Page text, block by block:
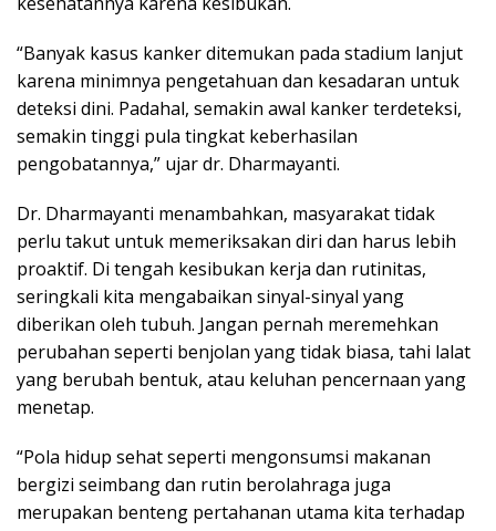
“Banyak kasus kanker ditemukan pada stadium lanjut
karena minimnya pengetahuan dan kesadaran untuk
deteksi dini. Padahal, semakin awal kanker terdeteksi,
semakin tinggi pula tingkat keberhasilan
pengobatannya,” ujar dr. Dharmayanti.
Dr. Dharmayanti menambahkan, masyarakat tidak
perlu takut untuk memeriksakan diri dan harus lebih
proaktif. Di tengah kesibukan kerja dan rutinitas,
seringkali kita mengabaikan sinyal-sinyal yang
diberikan oleh tubuh. Jangan pernah meremehkan
perubahan seperti benjolan yang tidak biasa, tahi lalat
yang berubah bentuk, atau keluhan pencernaan yang
menetap.
“Pola hidup sehat seperti mengonsumsi makanan
bergizi seimbang dan rutin berolahraga juga
merupakan benteng pertahanan utama kita terhadap